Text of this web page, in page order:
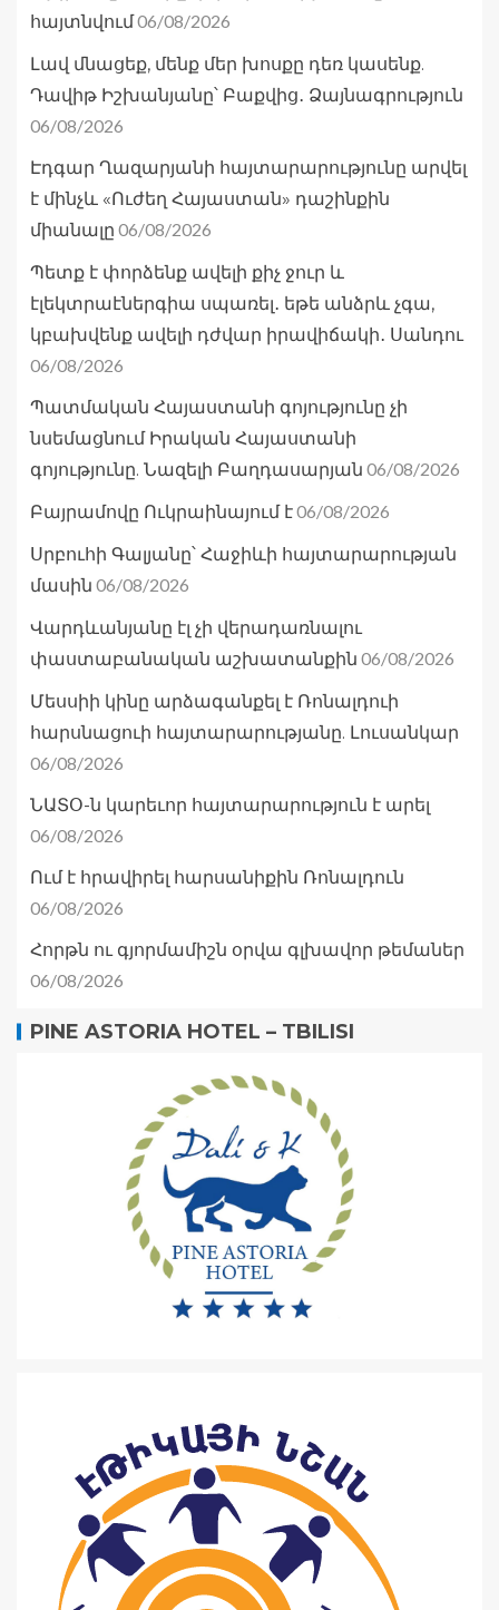
հայտնվում06/08/2026
Լավ մնացեք, մենք մեր խոսքը դեռ կասենք.
Դավիթ Իշխանյանը՝ Բաքվից․ Ձայնագրություն
06/08/2026
Էդգար Ղազարյանի հայտարարությունը արվել
է մինչև «Ուժեղ Հայաստան» դաշինքին
միանալը 06/08/2026
Պետք է փորձենք ավելի քիչ ջուր և
էլեկտրաէներգիա սպառել․ եթե անձրև չգա,
կբախվենք ավելի դժվար իրավիճակի․ Սանդու
06/08/2026
Պատմական Հայաստանի գոյությունը չի
նսեմացնում Իրական Հայաստանի
գոյությունը. Նազելի Բաղդասարյան 06/08/2026
Բայրամովը Ուկրաինայում է06/08/2026
Սրբուհի Գալյանը՝ Հաջիևի հայտարարության
մասին 06/08/2026
Վարդևանյանը էլ չի վերադառնալու
փաստաբանական աշխատանքին 06/08/2026
Մեսսիի կինը արձագանքել է Ռոնալդուի
հարսնացուի հայտարարությանը. Լուսանկար
06/08/2026
ՆԱՏՕ-ն կարեւոր հայտարարություն է արել
06/08/2026
Ում է հրավիրել հարսանիքին Ռոնալդուն
06/08/2026
Հորթն ու գյորմամիշն օրվա գլխավոր թեմաներ
06/08/2026
PINE ASTORIA HOTEL – TBILISI